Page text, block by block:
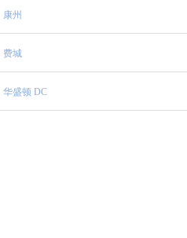
康州
费城
华盛顿 DC